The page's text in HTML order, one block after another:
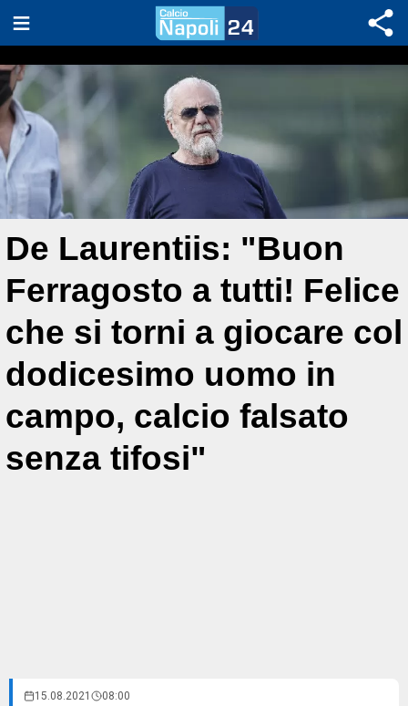
De Laurentiis: "Buon
Ferragosto a tutti! Felice
che si torni a giocare col
dodicesimo uomo in
campo, calcio falsato
senza tifosi"
15.08.2021 08:00